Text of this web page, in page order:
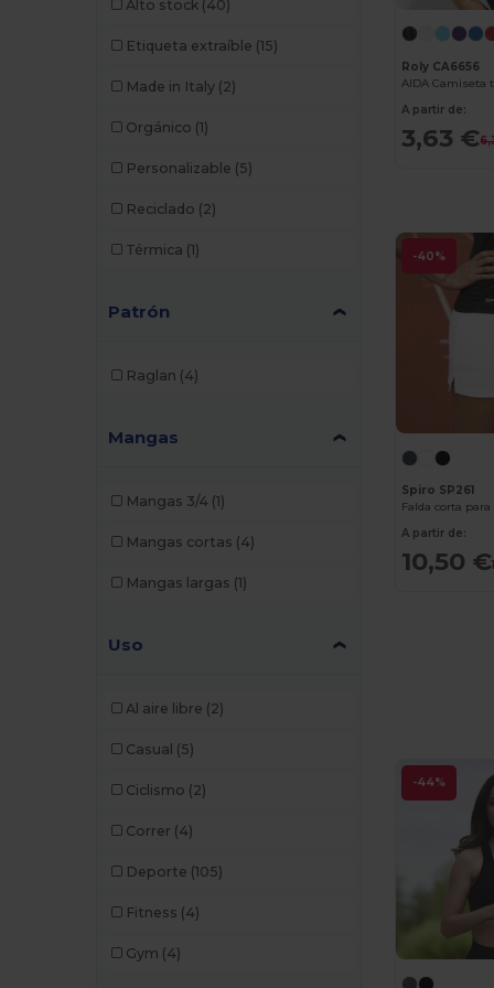
WK. Designed To Work
Alto stock (40)
Etiqueta extraíble (15)
Made in Italy (2)
Orgánico (1)
Personalizable (5)
Reciclado (2)
Térmica (1)
Patrón
Raglan (4)
Mangas
Mangas 3/4 (1)
Mangas cortas (4)
Mangas largas (1)
Uso
Al aire libre (2)
Casual (5)
Ciclismo (2)
Correr (4)
Deporte (105)
Fitness (4)
Gym (4)
Roly CA6656
A partir de:
3,63 €
-40%
Spiro SP261
Falda corta
A partir de:
10,50 €
-44%